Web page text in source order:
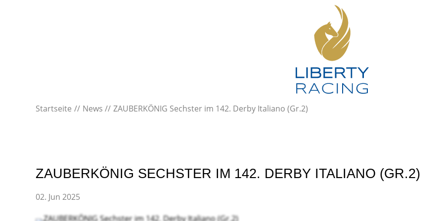
Startseite News ZAUBERKÖNIG Sechster im 142. Derby Italiano (Gr.2)
ZAUBERKÖNIG SECHSTER IM 142. DERBY ITALIANO (GR.2)
02. Jun 2025